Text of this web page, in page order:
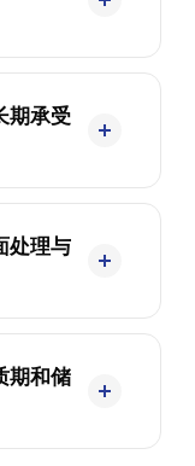
期承受
处理与
期和储